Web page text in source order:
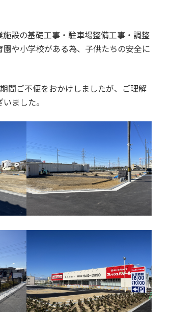
設の基礎工事・駐車場整備工事・調整
や小学校がある為、子供たちの安全に
間ご不便をおかけしましたが、ご理解
ました。